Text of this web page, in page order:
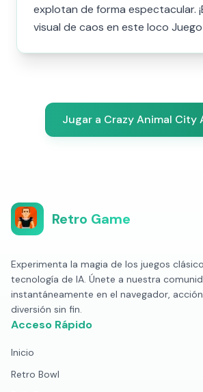
explotan de forma espectacular.
visual de caos en este loco
Jugar a Crazy Animal City
Retro Game
Experimenta la magia de los juegos
tecnología de IA. Únete a nuestra
instantáneamente en el navegador,
diversión sin fin.
Acceso Rápido
Inicio
Retro Bowl